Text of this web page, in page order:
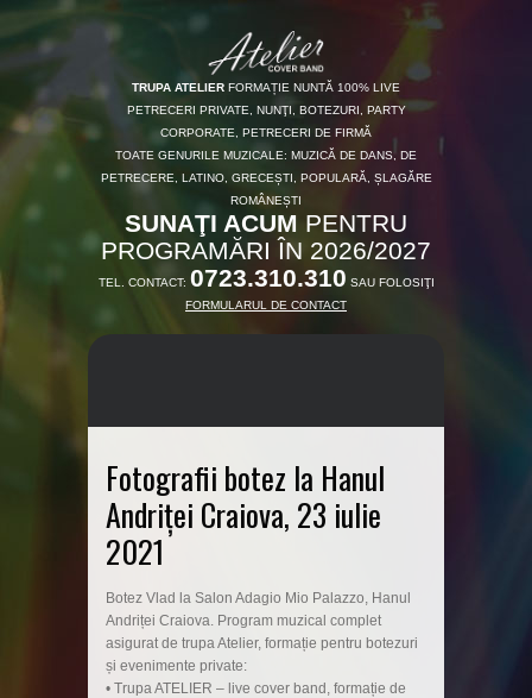
TRUPA ATELIER FORMAȚIE NUNTĂ 100% LIVE
PETRECERI PRIVATE, NUNŢI, BOTEZURI, PARTY
CORPORATE, PETRECERI DE FIRMĂ
TOATE GENURILE MUZICALE: MUZICĂ DE DANS, DE
PETRECERE, LATINO, GRECEȘTI, POPULARĂ, ȘLAGĂRE
ROMÂNEȘTI
SUNAŢI ACUM PENTRU
PROGRAMĂRI ÎN 2026/2027
TEL. CONTACT: 0723.310.310 SAU FOLOSIŢI
FORMULARUL DE CONTACT
Fotografii botez la Hanul
Andriței Craiova, 23 iulie
2021
Botez Vlad la Salon Adagio Mio Palazzo, Hanul
Andriței Craiova. Program muzical complet
asigurat de trupa Atelier, formație pentru botezuri
și evenimente private:
• Trupa ATELIER – live cover band, formație de